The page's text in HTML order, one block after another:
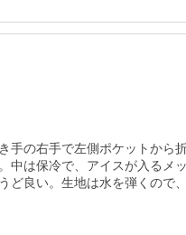
手の右手で左側ポケットから
中は保冷で、アイスが入るメ
ど良い。生地は水を弾くので